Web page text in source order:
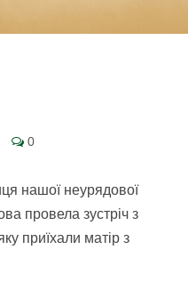
0
нашої неурядової
провела зустріч з
приїхали матір з